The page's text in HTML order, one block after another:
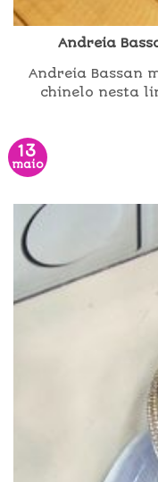
Andreia
Andreia Bassan
chinelo nesta
13
maio